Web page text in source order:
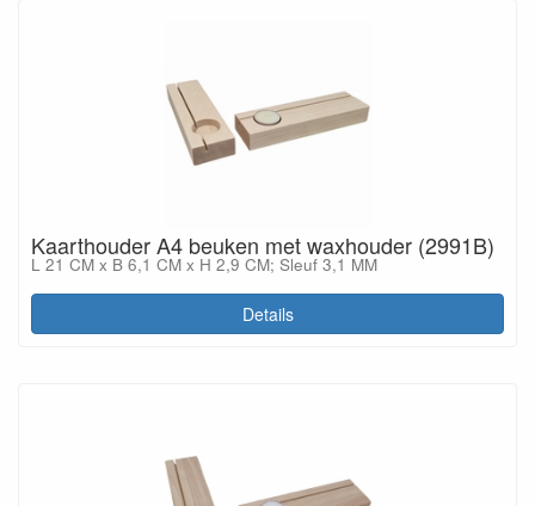
Kaarthouder A4 beuken met waxhouder (2991B)
L 21 CM x B 6,1 CM x H 2,9 CM; Sleuf 3,1 MM
Details